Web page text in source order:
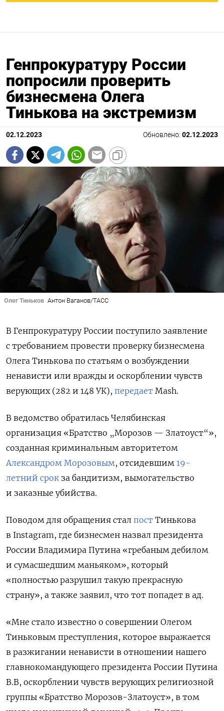
Генпрокуратуру России
попросили проверить
бизнесмена Олега
Тинькова на экстремизм
02.12.2023 Обновлено: 02.12.2023
Олег Тиньков Антон Ваганов/ТАСС
В Генпрокуратуру России поступило заявление
с требованием провести проверку бизнесмена
Олега Тинькова по статьям о возбуждении
ненависти или вражды и оскорблении чувств
верующих (282 и 148 УК), передает Mash.
В ведомство обратилась Челябинская
организация «Братство „Морозов — Златоуст“»,
созданная криминальным авторитетом
Александром Морозовым, отсидевшим 19-
летний срок за бандитизм, вымогательство
и заказные убийства.
Поводом для обращения стал пост Тинькова
в Instagram, где бизнесмен назвал президента
России Владимира Путина «гребаным дебилом
и сумасшедшим маньяком», который
«полностью разрушил такую прекрасную
страну», а также заявил, что тот попадет в ад.
«Мне стало известно о совершении Олегом
Тиньковым преступления, которое выражается
в разжигании ненависти в отношении нашего
главнокомандующего президента России Путина
В.В, оскорблении чувств верующих религиозной
группы «Братство Морозов-Златоуст», в том